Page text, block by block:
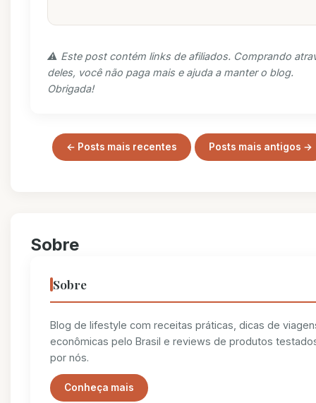
⚠️ Este post contém links de afiliados. Comprando
deles, você não paga mais e ajuda a manter o blog.
Obrigada!
← Posts mais recentes Posts mais antigos →
Sobre
Sobre
Blog de lifestyle com receitas práticas, dicas de
econômicas pelo Brasil e reviews de produtos
por nós.
Conheça mais